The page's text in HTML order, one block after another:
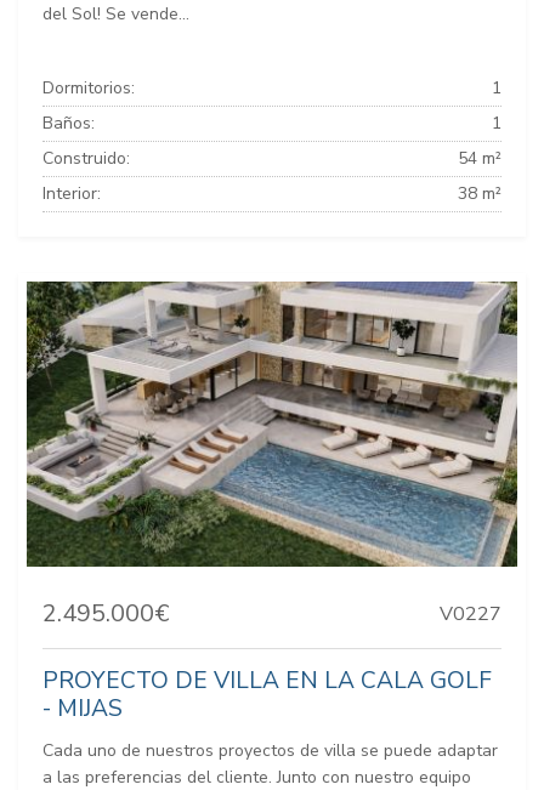
del Sol! Se vende...
Dormitorios:
1
Baños:
1
Construido:
54 m²
Interior:
38 m²
2.495.000€ V0227
PROYECTO DE VILLA EN LA CALA GOLF
- MIJAS
Cada uno de nuestros proyectos de villa se puede adaptar
a las preferencias del cliente. Junto con nuestro equipo